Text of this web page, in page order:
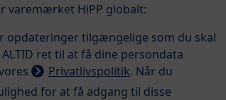
varemærket HiPP globalt:
opdateringer tilgængelige som du skal
ret til at få dine persondata
Privatlivspolitik. Når du
for at få adgang til disse